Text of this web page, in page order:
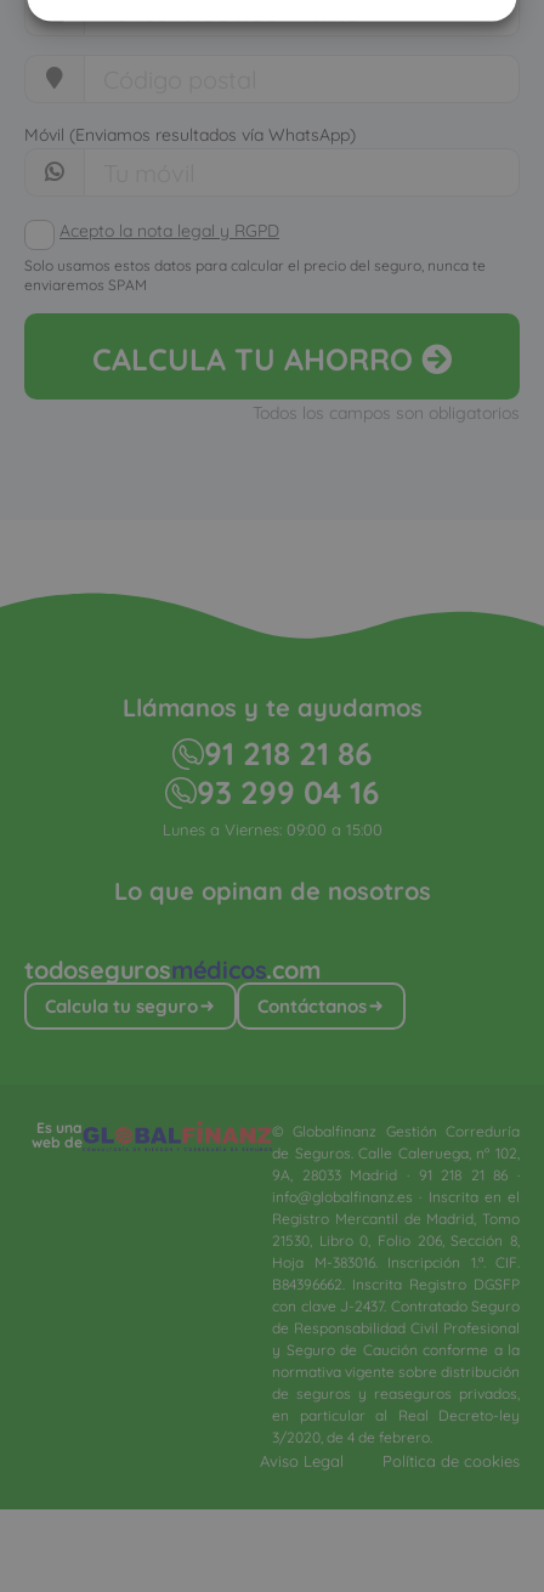
Móvil (Enviamos resultados vía WhatsApp)
Acepto la nota legal y RGPD
Solo usamos estos datos para calcular el precio del seguro, nunca te
enviaremos SPAM
CALCULA TU AHORRO
Todos los campos son obligatorios
todosegurosmédicos.com
Calcula tu seguro Contáctanos
Lo que opinan de nosotros
Llámanos y te ayudamos
91 218 21 86
93 299 04 16
Lunes a Viernes: 09:00 a 15:00
Es una
web de
© Globalfinanz Gestión Correduría
de Seguros. Calle Caleruega, nº 102,
9A, 28033 Madrid · 91 218 21 86 ·
info@globalfinanz.es · Inscrita en el
Registro Mercantil de Madrid, Tomo
21530, Libro 0, Folio 206, Sección 8,
Hoja M-383016. Inscripción 1.ª. CIF.
B84396662. Inscrita Registro DGSFP
con clave J-2437. Contratado Seguro
de Responsabilidad Civil Profesional
y Seguro de Caución conforme a la
normativa vigente sobre distribución
de seguros y reaseguros privados,
en particular al Real Decreto-ley
3/2020, de 4 de febrero.​
Aviso Legal Política de cookies